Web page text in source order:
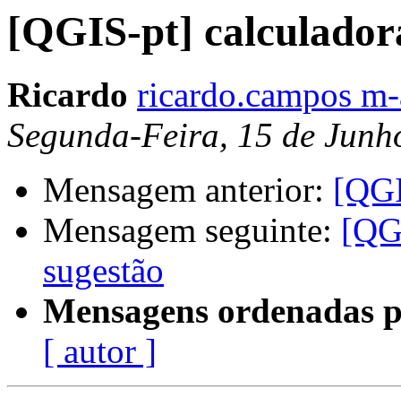
[QGIS-pt]
Ricardo ricardo.campos
Segunda-Feira, 15 de
Mensagem anterior:
Mensagem seguinte:
sugestão
Mensagens ordenadas
[ autor ]